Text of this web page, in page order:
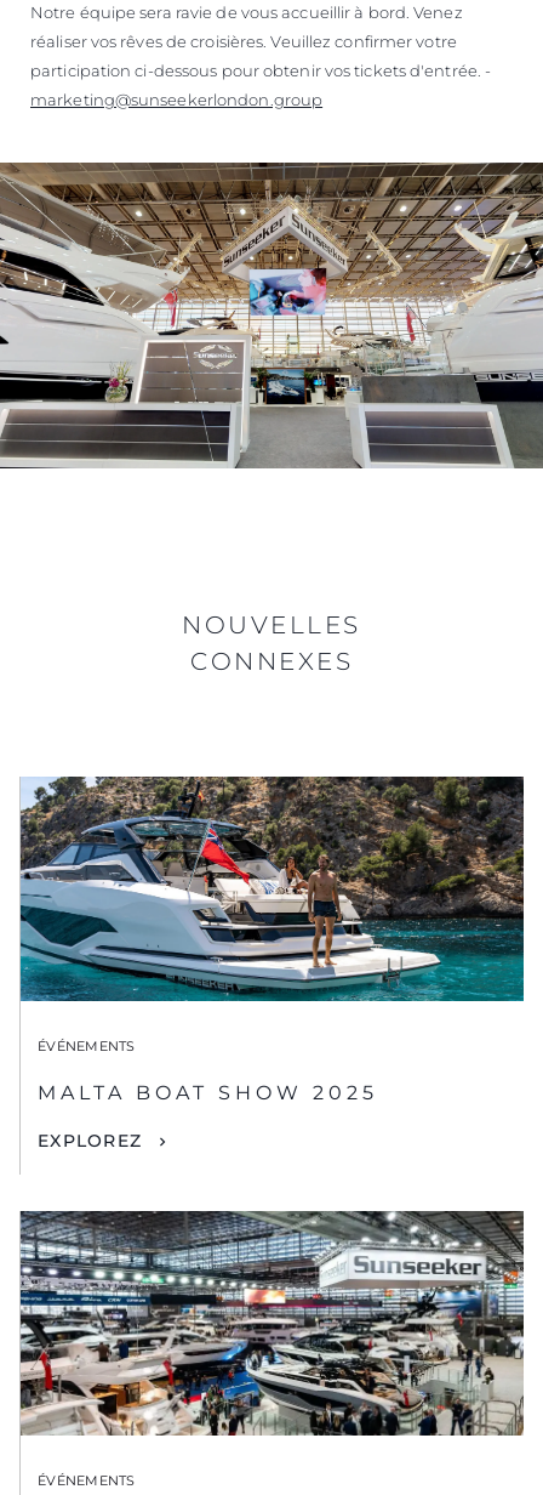
Notre équipe sera ravie de vous accueillir à bord. Venez
réaliser vos rêves de croisières. Veuillez confirmer votre
participation ci-dessous pour obtenir vos tickets d'entrée. -
marketing@sunseekerlondon.group
NOUVELLES
CONNEXES
ÉVÉNEMENTS
MALTA BOAT SHOW 2025
EXPLOREZ
ÉVÉNEMENTS